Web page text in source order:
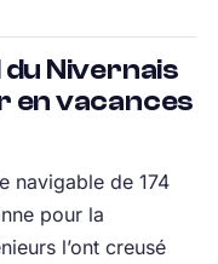
du Nivernais
en vacances
navigable de 174
pour la
l’ont creusé